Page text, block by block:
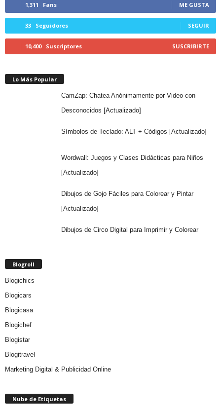
1,311 Fans ME GUSTA
33 Seguidores SEGUIR
10,400 Suscriptores SUSCRIBIRTE
Lo Más Popular
CamZap: Chatea Anónimamente por Video con
Desconocidos [Actualizado]
Símbolos de Teclado: ALT + Códigos [Actualizado]
Wordwall: Juegos y Clases Didácticas para Niños
[Actualizado]
Dibujos de Gojo Fáciles para Colorear y Pintar
[Actualizado]
Dibujos de Circo Digital para Imprimir y Colorear
Blogroll
Blogichics
Blogicars
Blogicasa
Blogichef
Blogistar
Blogitravel
Marketing Digital & Publicidad Online
Nube de Etiquetas